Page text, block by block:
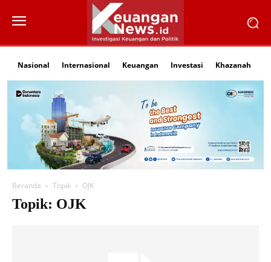
Nasional Internasional Keuangan Investasi Khazanah
Beranda Topik OJK
Topik: OJK